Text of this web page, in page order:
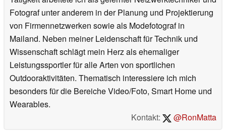
Fotograf unter anderem in der Planung und Projektierung
von Firmennetzwerken sowie als Modefotograf in
Mailand. Neben meiner Leidenschaft für Technik und
Wissenschaft schlägt mein Herz als ehemaliger
Leistungssportler für alle Arten von sportlichen
Outdooraktivitäten. Thematisch interessiere ich mich
besonders für die Bereiche Video/Foto, Smart Home und
Wearables.
Kontakt:
@RonMatta